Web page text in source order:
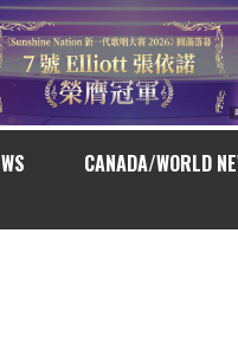
CANADA/WORLD